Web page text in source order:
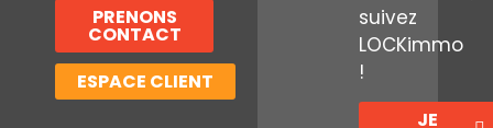
PRENONS
CONTACT
ESPACE CLIENT
suivez
LOCKimmo
!
JE